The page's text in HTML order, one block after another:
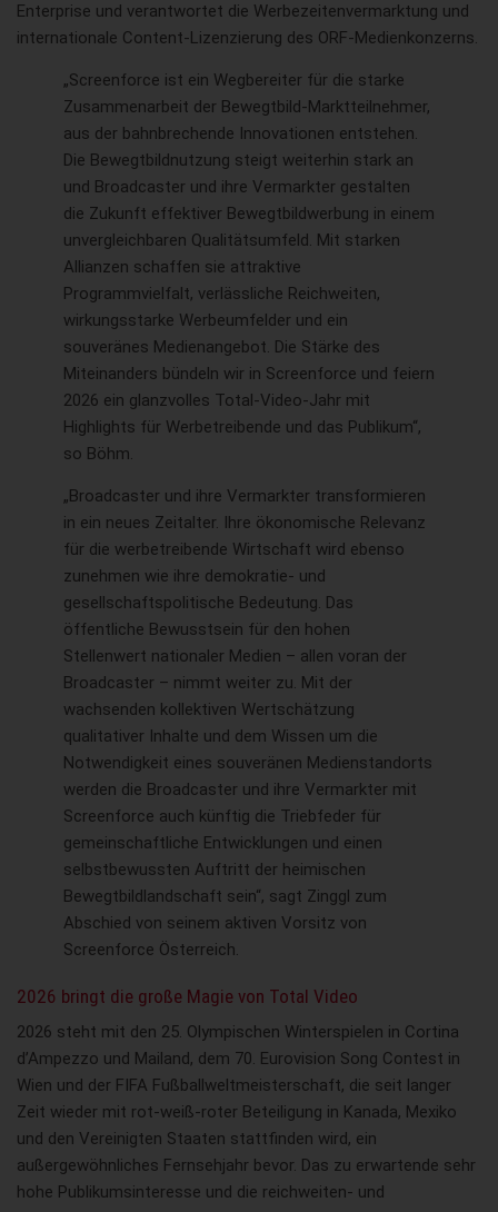
Enterprise und verantwortet die Werbezeitenvermarktung und
internationale Content-Lizenzierung des ORF-Medienkonzerns.
„Screenforce ist ein Wegbereiter für die starke
Zusammenarbeit der Bewegtbild-Marktteilnehmer,
aus der bahnbrechende Innovationen entstehen.
Die Bewegtbildnutzung steigt weiterhin stark an
und Broadcaster und ihre Vermarkter gestalten
die Zukunft effektiver Bewegtbildwerbung in einem
unvergleichbaren Qualitätsumfeld. Mit starken
Allianzen schaffen sie attraktive
Programmvielfalt, verlässliche Reichweiten,
wirkungsstarke Werbeumfelder und ein
souveränes Medienangebot. Die Stärke des
Miteinanders bündeln wir in Screenforce und feiern
2026 ein glanzvolles Total-Video-Jahr mit
Highlights für Werbetreibende und das Publikum“,
so Böhm.
„Broadcaster und ihre Vermarkter transformieren
in ein neues Zeitalter. Ihre ökonomische Relevanz
für die werbetreibende Wirtschaft wird ebenso
zunehmen wie ihre demokratie- und
gesellschaftspolitische Bedeutung. Das
öffentliche Bewusstsein für den hohen
Stellenwert nationaler Medien – allen voran der
Broadcaster – nimmt weiter zu. Mit der
wachsenden kollektiven Wertschätzung
qualitativer Inhalte und dem Wissen um die
Notwendigkeit eines souveränen Medienstandorts
werden die Broadcaster und ihre Vermarkter mit
Screenforce auch künftig die Triebfeder für
gemeinschaftliche Entwicklungen und einen
selbstbewussten Auftritt der heimischen
Bewegtbildlandschaft sein“, sagt Zinggl zum
Abschied von seinem aktiven Vorsitz von
Screenforce Österreich.
2026 bringt die große Magie von Total Video
2026 steht mit den 25. Olympischen Winterspielen in Cortina
d’Ampezzo und Mailand, dem 70. Eurovision Song Contest in
Wien und der FIFA Fußballweltmeisterschaft, die seit langer
Zeit wieder mit rot-weiß-roter Beteiligung in Kanada, Mexiko
und den Vereinigten Staaten stattfinden wird, ein
außergewöhnliches Fernsehjahr bevor. Das zu erwartende sehr
hohe Publikumsinteresse und die reichweiten- und